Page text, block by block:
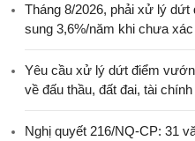
Tháng 8/2026, phải xử lý dứt
sung 3,6%/năm khi chưa
Yêu cầu xử lý dứt điểm
về đấu thầu, đất đai, tài chính
Nghị quyết 216/NQ-CP: 31